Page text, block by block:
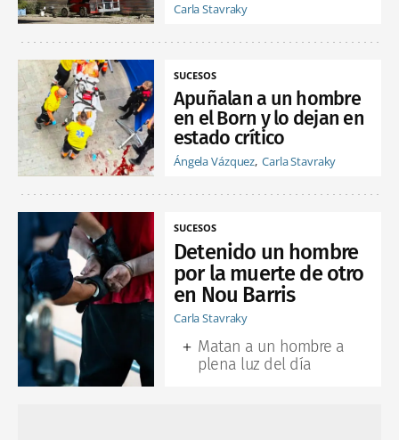
Carla Stavraky
SUCESOS
Apuñalan a un hombre
en el Born y lo dejan en
estado crítico
Ángela Vázquez Carla Stavraky
SUCESOS
Detenido un hombre
por la muerte de otro
en Nou Barris
Carla Stavraky
Matan a un hombre a
plena luz del día